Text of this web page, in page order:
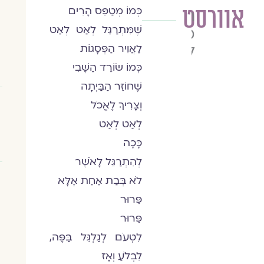
אוורסטהרב
מורי
לידר
כְּמוֹ מְטַפֵּס הָרִים
שֶׁמִּתְרַגֵּל לְאַט לְאַט
לַאֲוִיר הַפְּסָגוֹת
כְּמוֹ שׂוֹרֵד הַשֶּׁבִי
שֶׁחוֹזֵר הַבַּיְתָה
וְצָרִיךְ לֶאֱכֹל
לְאַט לְאַט
כָּכָה
לְהִתְרַגֵּל לָאֹשֶׁר
לֹא בְּבַת אַחַת אֶלָּא
פֵּרוּר
פֵּרוּר
לִטְעֹם לְגַלְגֵּל בַּפֶּה,
לִבְלֹעַ וְאָז